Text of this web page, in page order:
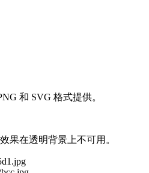
和 SVG 格式提供。
果在透明背景上不可用。